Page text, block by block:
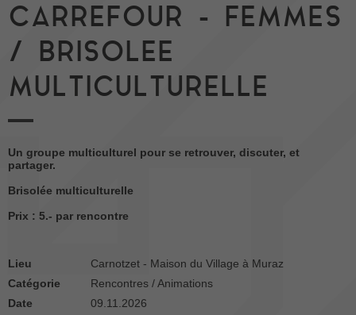
CARREFOUR - FEMMES
/ BRISOLEE
MULTICULTURELLE
Un groupe multiculturel pour se retrouver, discuter, et
partager.
Brisolée multiculturelle
Prix : 5.- par rencontre
Lieu
Carnotzet - Maison du Village à Muraz
Catégorie
Rencontres / Animations
Date
09.11.2026